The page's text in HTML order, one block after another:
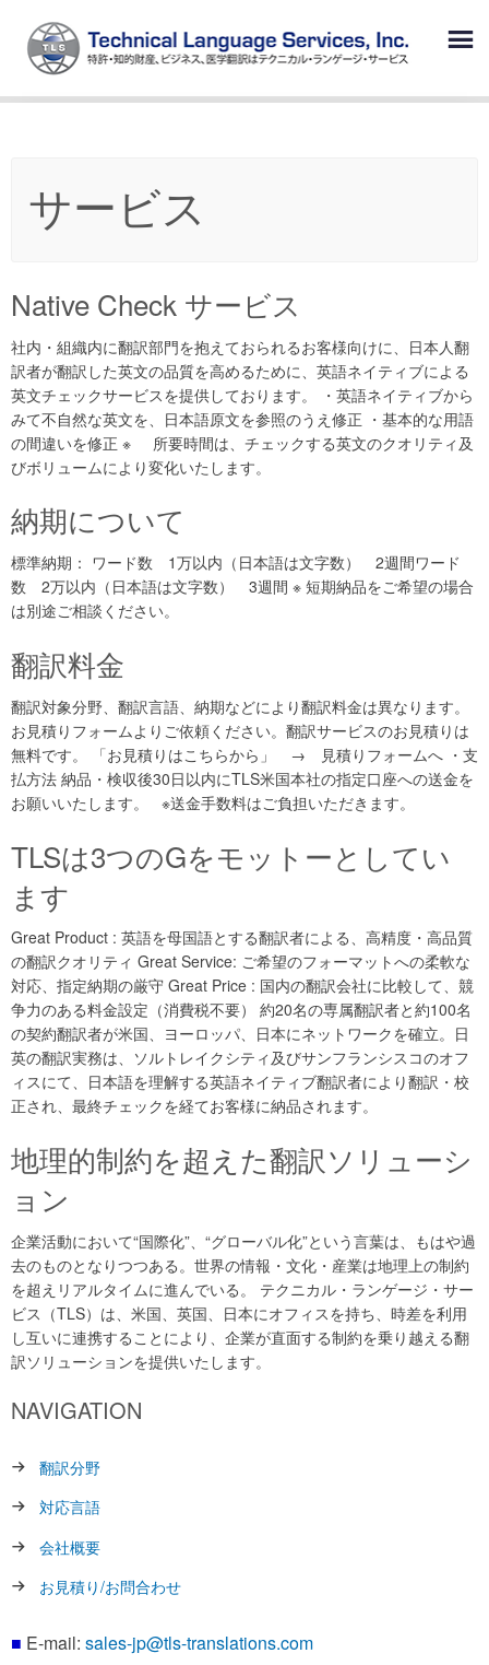
content
Technical Language Service – JP
特許・知的財産、ビジネス、医学翻訳はテクニカル・ランゲージ・サ
ービス
サービス
Native Check サービス
社内・組織内に翻訳部門を抱えておられるお客様向けに、日本人翻
訳者が翻訳した英文の品質を高めるために、英語ネイティブによる
英文チェックサービスを提供しております。 ・英語ネイティブから
みて不自然な英文を、日本語原文を参照のうえ修正 ・基本的な用語
の間違いを修正 ※ 所要時間は、チェックする英文のクオリティ及
びボリュームにより変化いたします。
納期について
標準納期： ワード数 1万以内（日本語は文字数） 2週間ワード
数 2万以内（日本語は文字数） 3週間 ※ 短期納品をご希望の場合
は別途ご相談ください。
翻訳料金
翻訳対象分野、翻訳言語、納期などにより翻訳料金は異なります。
お見積りフォームよりご依頼ください。翻訳サービスのお見積りは
無料です。 「お見積りはこちらから」 → 見積りフォームへ ・支
払方法 納品・検収後30日以内にTLS米国本社の指定口座への送金を
お願いいたします。 ※送金手数料はご負担いただきます。
TLSは3つのGをモットーとしてい
ます
Great Product : 英語を母国語とする翻訳者による、高精度・高品質
の翻訳クオリティ Great Service: ご希望のフォーマットへの柔軟な
対応、指定納期の厳守 Great Price : 国内の翻訳会社に比較して、競
争力のある料金設定（消費税不要） 約20名の専属翻訳者と約100名
の契約翻訳者が米国、ヨーロッパ、日本にネットワークを確立。日
英の翻訳実務は、ソルトレイクシティ及びサンフランシスコのオフ
ィスにて、日本語を理解する英語ネイティブ翻訳者により翻訳・校
正され、最終チェックを経てお客様に納品されます。
地理的制約を超えた翻訳ソリューシ
ョン
企業活動において“国際化”、“グローバル化”という言葉は、もはや過
去のものとなりつつある。世界の情報・文化・産業は地理上の制約
を超えリアルタイムに進んでいる。 テクニカル・ランゲージ・サー
ビス（TLS）は、米国、英国、日本にオフィスを持ち、時差を利用
し互いに連携することにより、企業が直面する制約を乗り越える翻
訳ソリューションを提供いたします。
NAVIGATION
翻訳分野
対応言語
会社概要
お見積り/お問合わせ
■ E-mail: sales-jp@tls-translations.com